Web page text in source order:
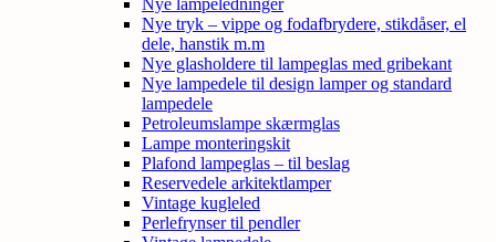
Nye tryk – vippe og fodafbrydere, stikdåser, el
dele, hanstik m.m
Nye glasholdere til lampeglas med gribekant
Nye lampedele til design lamper og standard
lampedele
Petroleumslampe skærmglas
Lampe monteringskit
Plafond lampeglas – til beslag
Reservedele arkitektlamper
Vintage kugleled
Perlefrynser til pendler